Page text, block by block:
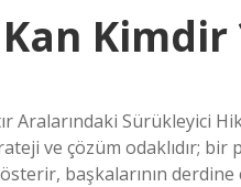
Kimdir
Aralarındaki Sürükleyici
ve çözüm odaklıdır; bir
başkalarının